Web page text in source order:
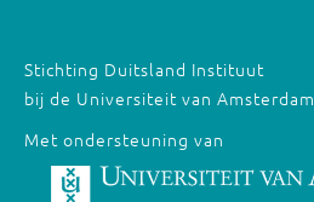
Stichting Duitsland Instituut
bij de Universiteit van Amsterdam
Met ondersteuning van